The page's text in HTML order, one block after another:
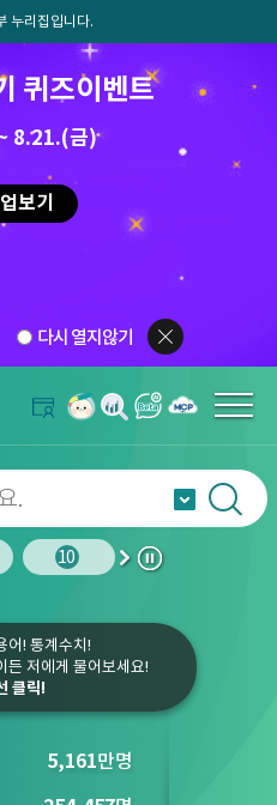
누리집입니다.
퀴즈이벤트
8.21.(금)
보기
다시 열지않기
10 1
다
정
어! 통계수치!
든 저에게 물어보세요!
클릭!
5,161만명